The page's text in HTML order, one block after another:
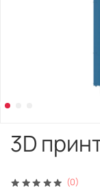
(0)
3D